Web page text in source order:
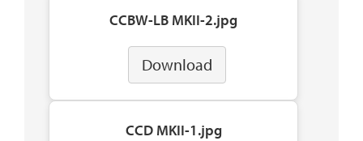
CCBW-LB MKII-2.jpg
Download
CCD MKII-1.jpg